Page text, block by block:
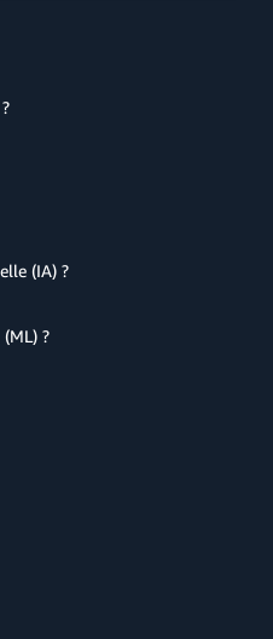
(IA) ?
?